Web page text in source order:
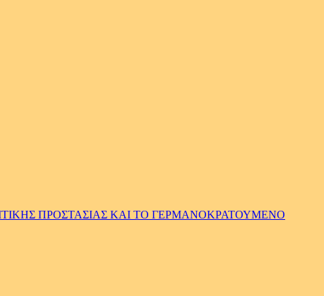
ΠΡΟΣΤΑΣΙΑΣ ΚΑΙ ΤΟ ΓΕΡΜΑΝΟΚΡΑΤΟΥΜΕΝΟ